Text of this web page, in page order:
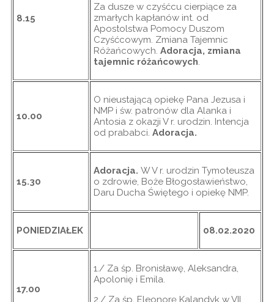
8.15
Za dusze w czyśćcu cierpiące za
zmarłych kapłanów int. od
Apostolstwa Pomocy Duszom
Czyśćcowym. Zmiana Tajemnic
Różańcowych. Adoracja, zmiana
tajemnic różańcowych.
10.00
O nieustającą opiekę Pana Jezusa i
NMP i św. patronów dla Alanka i
Antosia z okazji V r. urodzin. Intencja
od prababci. Adoracja.
15.30
Adoracja. W V r. urodzin Tymoteusza
o zdrowie, Boże Błogosławieństwo,
Daru Ducha Świętego i opiekę NMP.
PONIEDZIAŁEK 08.02.2020
17.00
1./ Za śp. Bronisławę, Aleksandra,
Apolonię i Emila.
2./ Za śp. Eleonorę Kalandyk w VII